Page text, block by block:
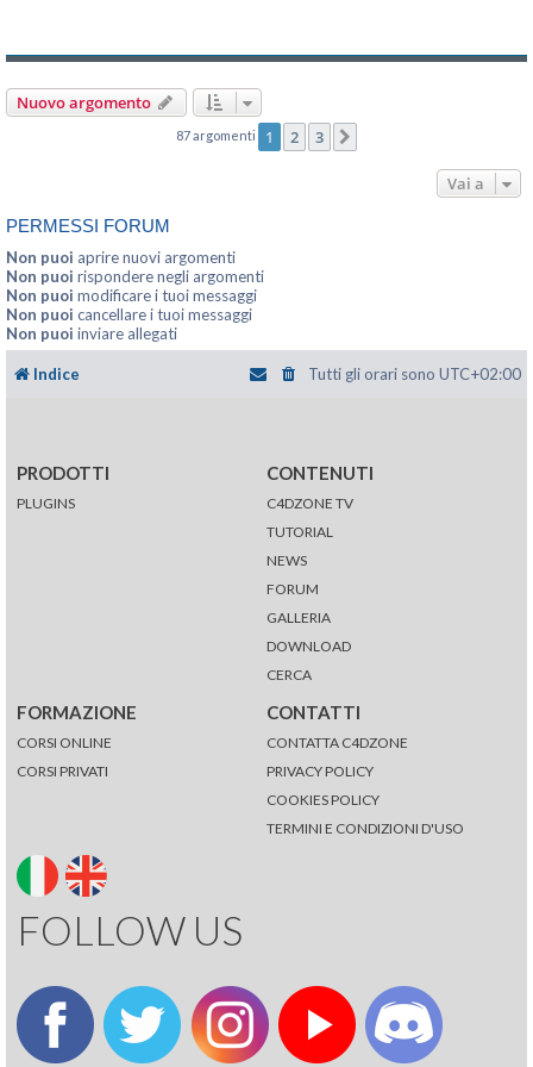
Nuovo argomento
87 argomenti 1 2 3
Vai a
PERMESSI FORUM
Non puoi aprire nuovi argomenti
Non puoi rispondere negli argomenti
Non puoi modificare i tuoi messaggi
Non puoi cancellare i tuoi messaggi
Non puoi inviare allegati
Indice Tutti gli orari sono UTC+02:00
PRODOTTI
PLUGINS
CONTENUTI
C4DZONE TV
TUTORIAL
NEWS
FORUM
GALLERIA
DOWNLOAD
CERCA
FORMAZIONE
CORSI ONLINE
CORSI PRIVATI
CONTATTI
CONTATTA C4DZONE
PRIVACY POLICY
COOKIES POLICY
TERMINI E CONDIZIONI D'USO
FOLLOW US